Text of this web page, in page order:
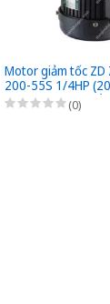
Motor giảm tốc ZD
200-55S 1/4HP
0,2kW - 1/55 - kiểu
bích 3 Pha 220/
(0)